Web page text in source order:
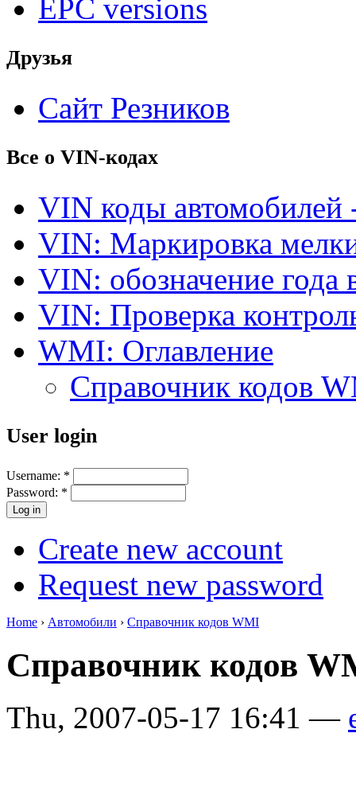
EPC versions
Друзья
Сайт Резников
Все о VIN-кодах
VIN коды автомобилей
VIN: Маркировка
VIN: обозначение года
VIN: Проверка
WMI: Оглавление
Справочник кодов
User login
Username: *
Password: *
Create new account
Request new password
Home › Автомобили › Справочник кодов WMI
Справочник кодов
Thu, 2007-05-17 16:41 —